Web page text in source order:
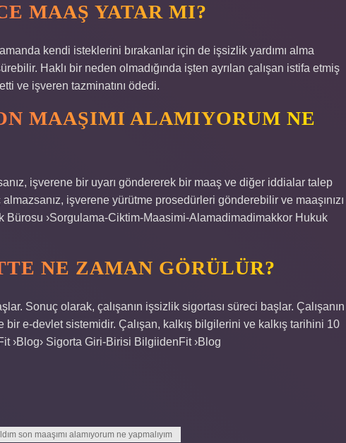
MAAŞ YATAR MI?
kendi isteklerini bırakanlar için de işsizlik yardımı alma
Haklı bir neden olmadığında işten ayrılan çalışan istifa etmiş
ve işveren tazminatını ödedi.
MAAŞIMI ALAMIYORUM NE
işverene bir uyarı göndererek bir maaş ve diğer iddialar talep
işverene yürütme prosedürleri gönderebilir ve maaşınızı
›Sorgulama-Ciktim-Maasimi-Alamadimadimakkor Hukuk
NE ZAMAN GÖRÜLÜR?
Sonuç olarak, çalışanın işsizlik sigortası süreci başlar. Çalışanın
bir e-devlet sistemidir. Çalışan, kalkış bilgilerini ve kalkış tarihini 10
›Blog› Sigorta Giri-Birisi BilgiidenFit ›Blog
son maaşımı alamıyorum ne yapmalıyım